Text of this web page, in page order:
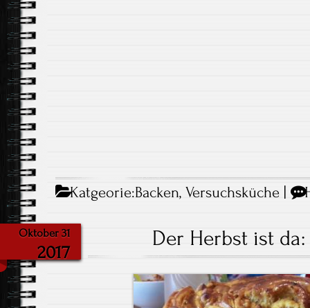
Katgeorie:Backen,Versuchsküche |
Oktober 31
2017
Der Herbst ist